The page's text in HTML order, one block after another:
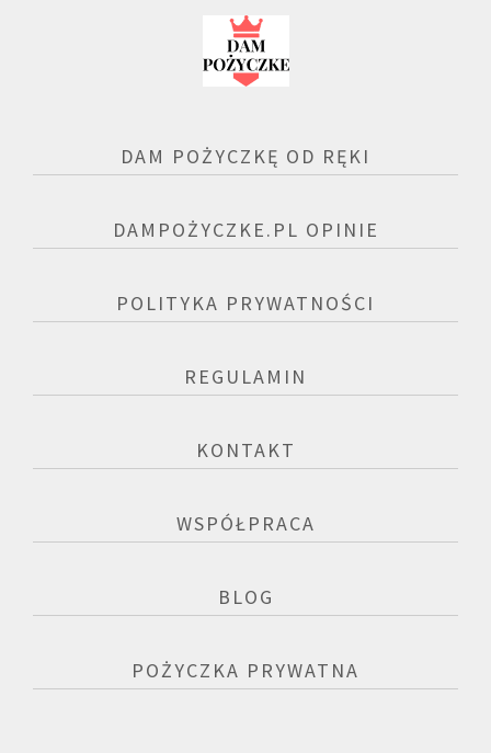
DAM POŻYCZKĘ OD RĘKI
DAMPOŻYCZKE.PL OPINIE
POLITYKA PRYWATNOŚCI
REGULAMIN
KONTAKT
WSPÓŁPRACA
BLOG
POŻYCZKA PRYWATNA